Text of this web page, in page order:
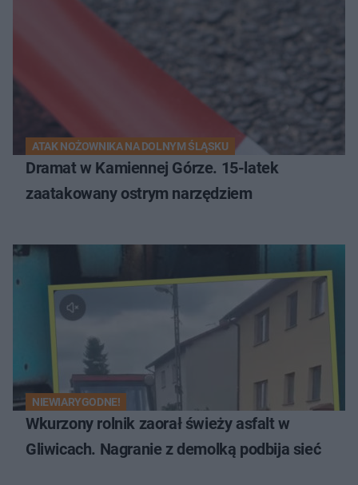
ATAK NOŻOWNIKA NA DOLNYM ŚLĄSKU
Dramat w Kamiennej Górze. 15-latek
zaatakowany ostrym narzędziem
NIEWIARYGODNE!
Wkurzony rolnik zaorał świeży asfalt w
Gliwicach. Nagranie z demolką podbija sieć